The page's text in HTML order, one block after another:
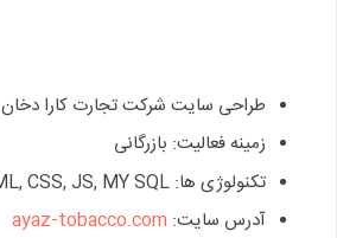
طراحی سایت شرکت تجارت کارا دخان
زمینه فعالیت: بازرگانی
تکنولوژی ها: PHP, HTML, CSS, JS, MY SQL
آدرس سایت: ayaz-tobacco.com